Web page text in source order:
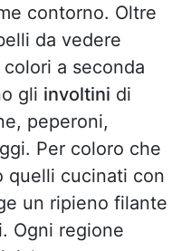
contorno. Oltre
da vedere
a seconda
gli involtini di
peperoni,
Per coloro che
quelli cucinati con
un ripieno filante
Ogni regione